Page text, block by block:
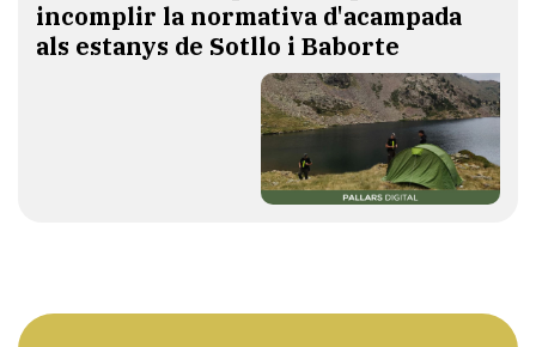
incomplir la normativa d'acampada
als estanys de Sotllo i Baborte